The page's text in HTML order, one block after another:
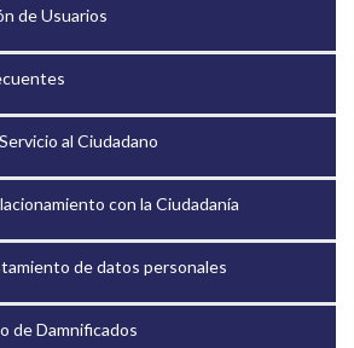
de Usuarios
al Ciudadano
con la Ciudadanía
de datos personales
de Damnificados